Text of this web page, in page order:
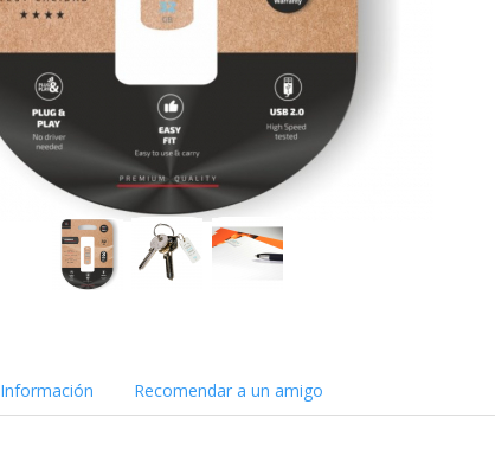
Información Recomendar a un amigo